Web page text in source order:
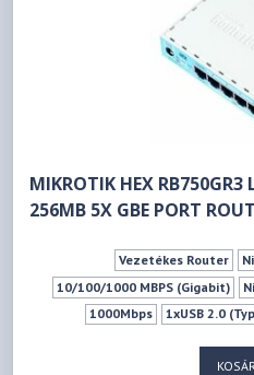
MIKROTIK HEX RB750GR3
256MB 5X GBE PORT
Vezetékes Router
10/100/1000 MBPS (Gigabit)
1000Mbps
1xUSB 2.0